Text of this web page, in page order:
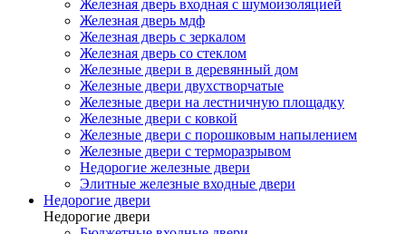
Железная дверь входная с шумоизоляцией
Железная дверь мдф
Железная дверь с зеркалом
Железная дверь со стеклом
Железные двери в деревянный дом
Железные двери двухстворчатые
Железные двери на лестничную площадку
Железные двери с ковкой
Железные двери с порошковым напылением
Железные двери с терморазрывом
Недорогие железные двери
Элитные железные входные двери
Недорогие двери
Недорогие двери